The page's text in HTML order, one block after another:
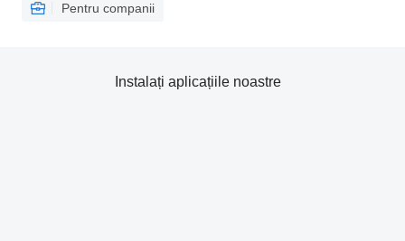
Pentru companii
Instalați aplicațiile noastre